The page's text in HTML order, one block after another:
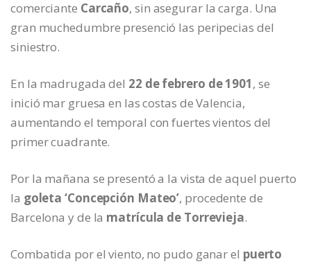
comerciante Carcaño, sin asegurar la carga. Una
gran muchedumbre presenció las peripecias del
siniestro.
En la madrugada del 22 de febrero de 1901, se
inició mar gruesa en las costas de Valencia,
aumentando el temporal con fuertes vientos del
primer cuadrante.
Por la mañana se presentó a la vista de aquel puerto
la goleta ‘Concepción Mateo’, procedente de
Barcelona y de la matrícula de Torrevieja.
Combatida por el viento, no pudo ganar el puerto